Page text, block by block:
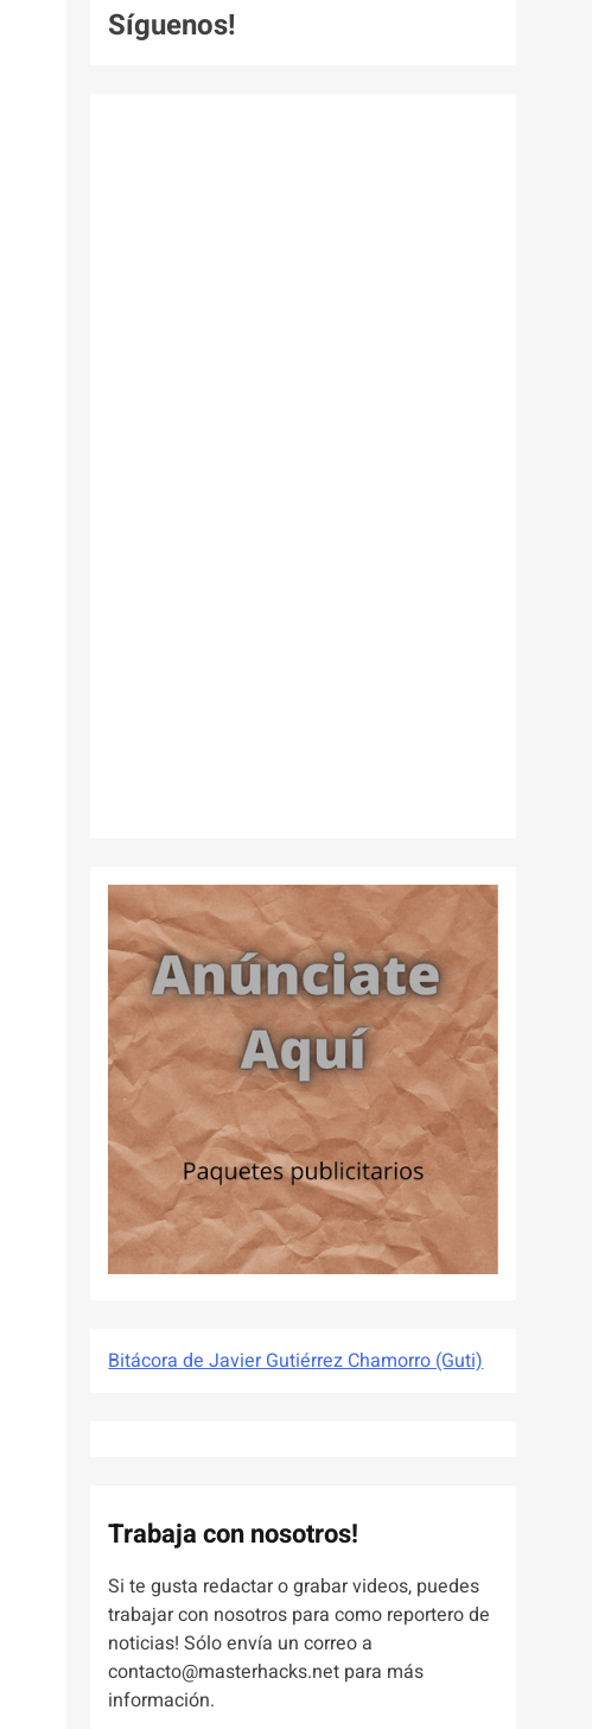
Síguenos!
Bitácora de Javier Gutiérrez Chamorro (Guti)
Trabaja con nosotros!
Si te gusta redactar o grabar videos, puedes
trabajar con nosotros para como reportero de
noticias! Sólo envía un correo a
contacto@masterhacks.net para más
información.